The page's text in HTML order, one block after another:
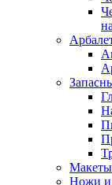
Ножи и